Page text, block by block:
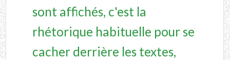
sont affichés, c'est la
rhétorique habituelle pour se
cacher derrière les textes,